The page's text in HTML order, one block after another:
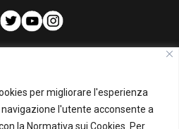
per migliorare l'esperienza
l'utente acconsente a
la Normativa sui Cookies. Per
PUBBLICITA'
la tua pubblicità su questo Blog:
pubblicita@beppegrillo.it